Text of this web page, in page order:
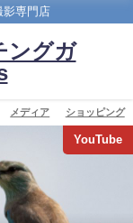
影専門店
ングガ
メディア ショッピング
YouTube